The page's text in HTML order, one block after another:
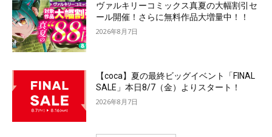
ヴァルキリーコミックス真夏の大幅割引セ
ール開催！さらに無料作品大増量中！！
2026年8月7日
【coca】夏の最終ビッグイベント「FINAL
SALE」本日8/7（金）よりスタート！
2026年8月7日